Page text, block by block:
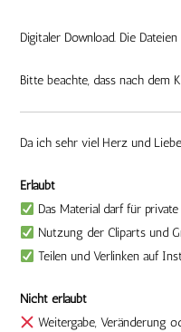
Digitaler Download. Die
Bitte beachte, dass nach dem
Da ich sehr viel Herz und
Erlaubt
Das Material darf für
Nutzung der Cliparts und
Teilen und Verlinken auf
Nicht erlaubt
Weitergabe, Veränderung